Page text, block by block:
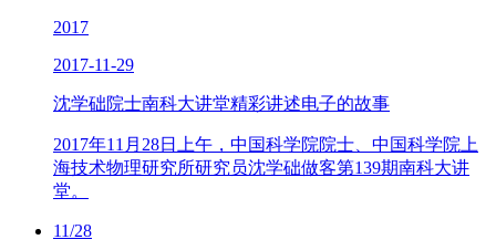
2017
2017-11-29
沈学础院士南科大讲堂精彩讲述电子的故事
2017年11月28日上午，中国科学院院士、中国科学院上
海技术物理研究所研究员沈学础做客第139期南科大讲
堂。
11/28